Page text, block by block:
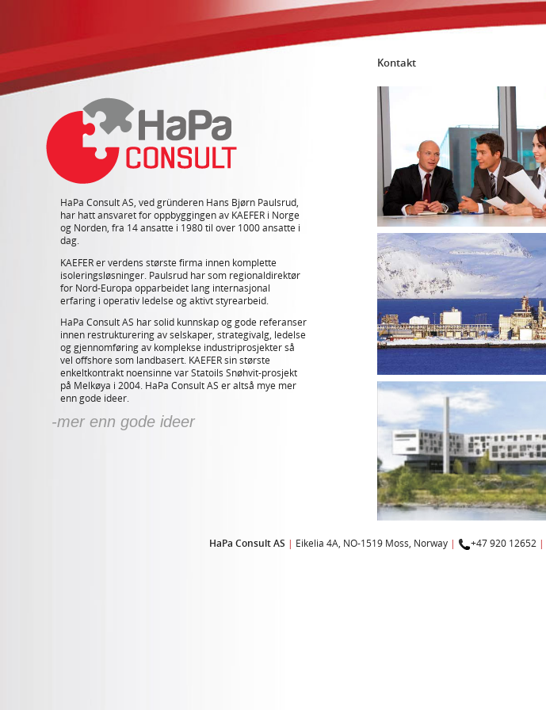
Kontakt
HaPa Consult AS, ved gründeren Hans Bjørn Paulsrud,
har hatt ansvaret for oppbyggingen av KAEFER i Norge
og Norden, fra 14 ansatte i 1980 til over 1000 ansatte i
dag.
KAEFER er verdens største firma innen komplette
isoleringsløsninger. Paulsrud har som regionaldirektør
for Nord-Europa opparbeidet lang internasjonal
erfaring i operativ ledelse og aktivt styrearbeid.
HaPa Consult AS har solid kunnskap og gode referanser
innen restrukturering av selskaper, strategivalg, ledelse
og gjennomføring av komplekse industriprosjekter så
vel offshore som landbasert. KAEFER sin største
enkeltkontrakt noensinne var Statoils Snøhvit-prosjekt
på Melkøya i 2004. HaPa Consult AS er altså mye mer
enn gode ideer.
-mer enn gode ideer
HaPa Consult AS | Eikelia 4A, NO-1519 Moss, Norway | +47 920 12652 |